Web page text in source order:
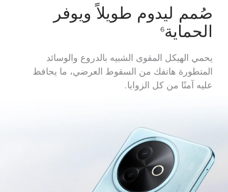
صُمم ليدوم طويلاً ويوفر
الحماية6
يحمي الهيكل المقوى الشبيه بالدروع والوسائد
المتطورة هاتفك من السقوط العرضي، ما يحافظ
عليه آمنًا من كل الزوايا.